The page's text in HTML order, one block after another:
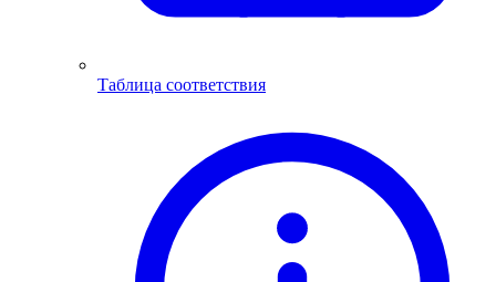
Таблица соответствия